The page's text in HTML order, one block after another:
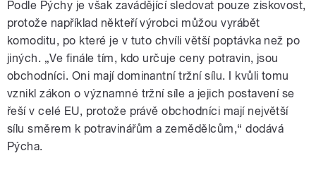
Podle Pýchy je však zavádějící sledovat pouze ziskovost,
protože například někteří výrobci můžou vyrábět
komoditu, po které je v tuto chvíli větší poptávka než po
jiných. „Ve finále tím, kdo určuje ceny potravin, jsou
obchodníci. Oni mají dominantní tržní sílu. I kvůli tomu
vznikl zákon o významné tržní síle a jejich postavení se
řeší v celé EU, protože právě obchodníci mají největší
sílu směrem k potravinářům a zemědělcům,“ dodává
Pýcha.